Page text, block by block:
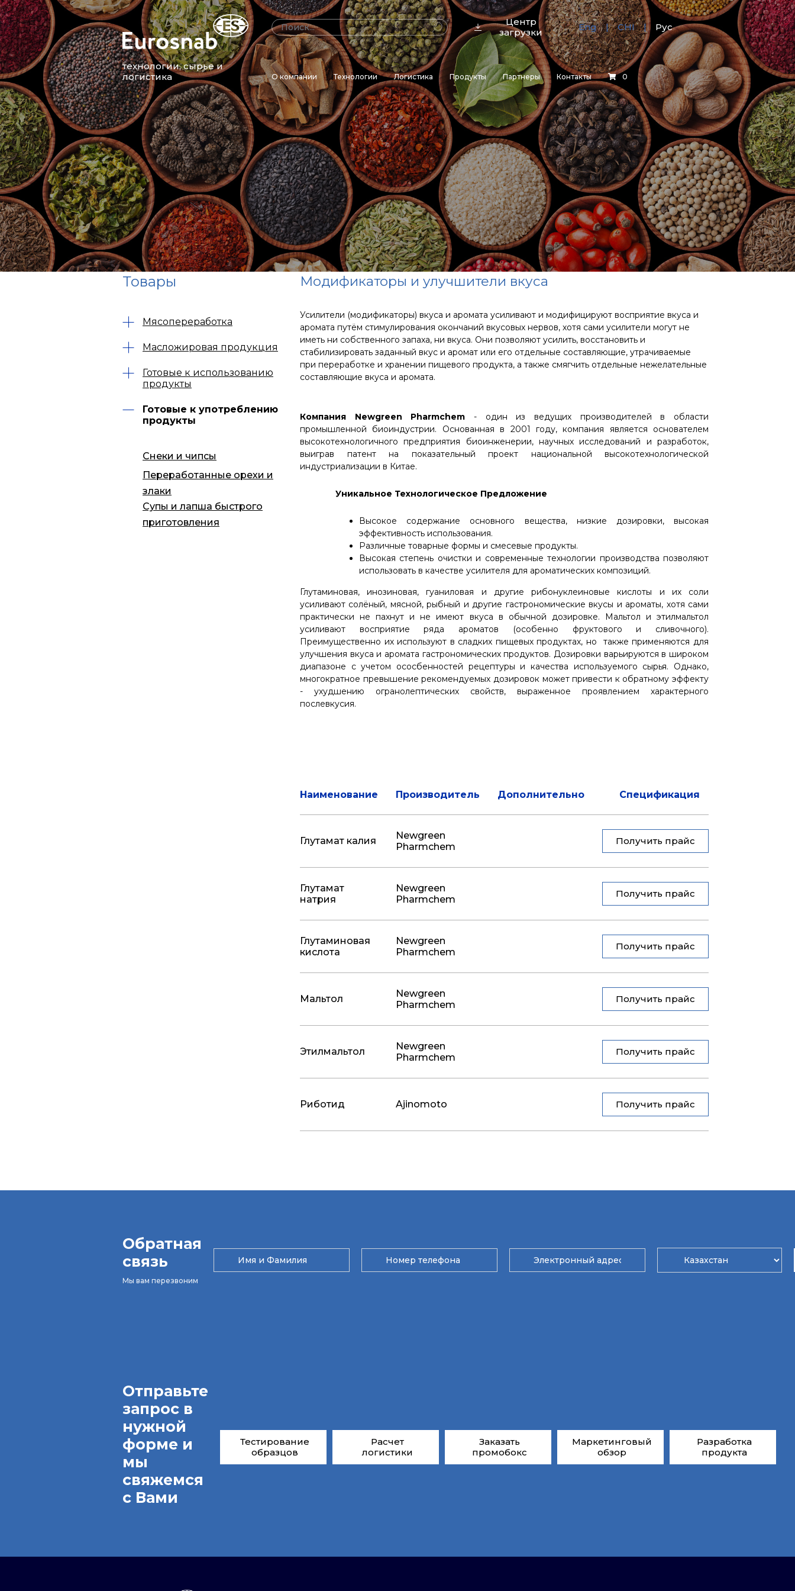
технологии, сырье и
логистика
Центр
загрузки
Eng CHI Рус
О компании Технологии Логистика Продукты Партнеры Контакты 0
Товары
Мясопереработка
Масложировая продукция
Готовые к использованию
продукты
Готовые к употреблению
продукты
Снеки и чипсы
Переработанные орехи и
злаки
Супы и лапша быстрого
приготовления
Модификаторы и улучшители вкуса
Усилители (модификаторы) вкуса и аромата усиливают и модифицируют восприятие вкуса и
аромата путём стимулирования окончаний вкусовых нервов, хотя сами усилители могут не
иметь ни собственного запаха, ни вкуса. Они позволяют усилить, восстановить и
стабилизировать заданный вкус и аромат или его отдельные составляющие, утрачиваемые
при переработке и хранении пищевого продукта, а также смягчить отдельные нежелательные
составляющие вкуса и аромата.
Компания Newgreen Pharmchem - один из ведущих производителей в области
промышленной биоиндустрии. Основанная в 2001 году, компания является основателем
высокотехнологичного предприятия биоинженерии, научных исследований и разработок,
выиграв патент на показательный проект национальной высокотехнологической
индустриализации в Китае.
Уникальное Технологическое Предложение
Высокое содержание основного вещества, низкие дозировки, высокая
эффективность использования.
Различные товарные формы и смесевые продукты.
Высокая степень очистки и современные технологии производства позволяют
использовать в качестве усилителя для ароматических композиций.
Глутаминовая, инозиновая, гуаниловая и другие рибонуклеиновые кислоты и их соли
усиливают солёный, мясной, рыбный и другие гастрономические вкусы и ароматы, хотя сами
практически не пахнут и не имеют вкуса в обычной дозировке. Мальтол и этилмальтол
усиливают восприятие ряда ароматов (особенно фруктового и сливочного).
Преимущественно их используют в сладких пищевых продуктах, но также применяются для
улучшения вкуса и аромата гастрономических продуктов. Дозировки варьируются в широком
диапазоне с учетом ососбенностей рецептуры и качества используемого сырья. Однако,
многократное превышение рекомендуемых дозировок может привести к обратному эффекту
- ухудшению огранолептических свойств, выраженное проявлением характерного
послевкусия.
Наименование Производитель Дополнительно Спецификация
Глутамат калия
Newgreen
Pharmchem
Получить прайс
Глутамат
натрия
Newgreen
Pharmchem
Получить прайс
Глутаминовая
кислота
Newgreen
Pharmchem
Получить прайс
Мальтол
Newgreen
Pharmchem
Получить прайс
Этилмальтол
Newgreen
Pharmchem
Получить прайс
Риботид Ajinomoto Получить прайс
Обратная
связь
Мы вам перезвоним
Отправьте
запрос в
нужной
форме и
мы
свяжемся
с Вами
Тестирование
образцов
Расчет
логистики
Заказать
промобокс
Маркетинговый
обзор
Разработка
продукта